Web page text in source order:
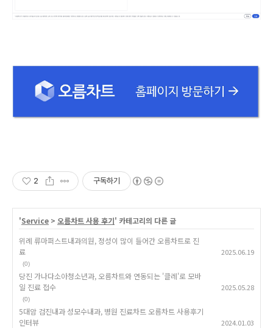
2 구독하기
'Service > 오름차트 사용 후기' 카테고리의 다른 글
위례 류마퍼스트내과의원, 정성이 많이 들어간 오름차트로 진
료
(0)
2025.06.19
당진 가나다소아청소년과, 오름차트와 연동되는 '클레'로 모바
일 진료 접수
(0)
2025.05.28
5대암 검진내과 성모수내과, 병원 진료차트 오름차트 사용후기
인터뷰
2024.01.03